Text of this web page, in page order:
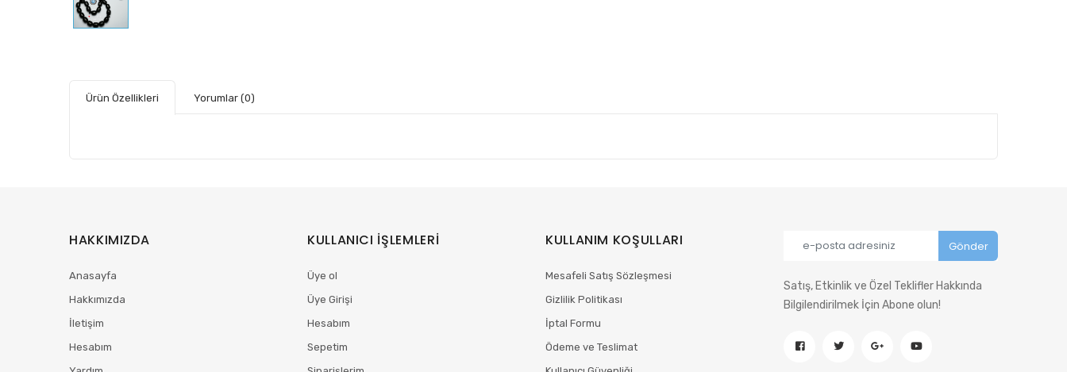
Ürün Özellikleri Yorumlar (0)
HAKKIMIZDA
Anasayfa
Hakkımızda
İletişim
Hesabım
KULLANICI İŞLEMLERİ
Üye ol
Üye Girişi
Hesabım
Sepetim
KULLANIM KOŞULLARI
Mesafeli Satış Sözleşmesi
Gizlilik Politikası
İptal Formu
Ödeme ve Teslimat
Satış, Etkinlik ve Özel Teklifler Hakkında
Bilgilendirilmek İçin Abone olun!